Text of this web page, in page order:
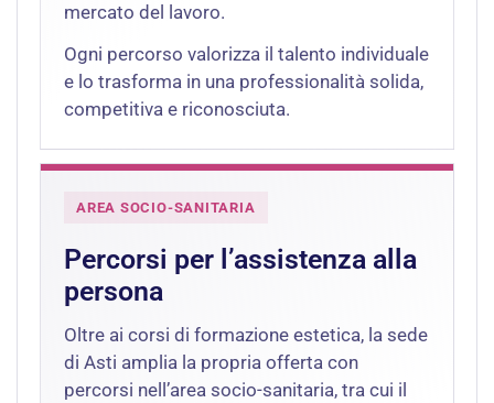
mercato del lavoro.
Ogni percorso valorizza il talento individuale
e lo trasforma in una professionalità solida,
competitiva e riconosciuta.
AREA SOCIO-SANITARIA
Percorsi per l’assistenza alla
persona
Oltre ai corsi di formazione estetica, la sede
di Asti amplia la propria offerta con
percorsi nell’area socio-sanitaria, tra cui il